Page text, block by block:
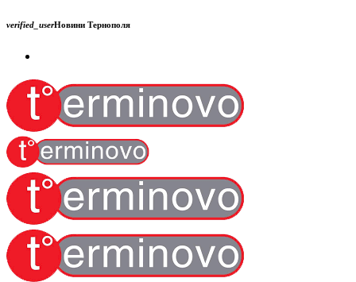
verified_userНовини Тернополя